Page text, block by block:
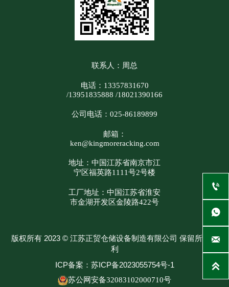
联系人：周总
电话：13357831670
/13951835888 /18021390166
公司电话：025-86189899
邮箱：
ken@kingmoreracking.com
地址：中国江苏省南京市江
宁区福英路1111号2号楼
工厂地址：中国江苏省淮安
市金湖开发区金陵路422号
版权所有 2023 © 江苏正贸仓储设备制造有限公司 保留所有权
利
ICP备案：苏ICP备2023055754号-1
苏公网安备32083102000710号



